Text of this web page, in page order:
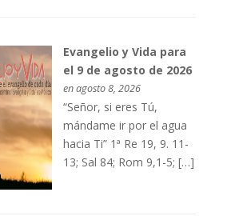
Evangelio y Vida para
el 9 de agosto de 2026
en agosto 8, 2026
“Señor, si eres Tú,
mándame ir por el agua
hacia Ti” 1ª Re 19, 9. 11-
13; Sal 84; Rom 9,1-5; […]